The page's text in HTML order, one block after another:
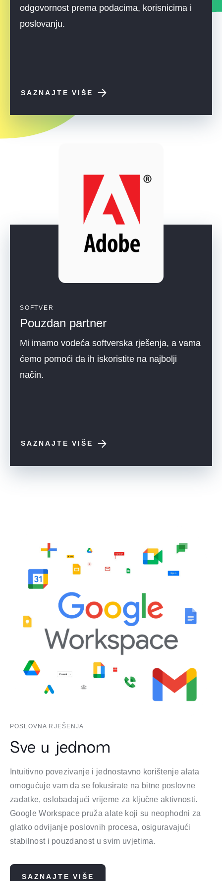
odgovornost prema podacima, korisnicima i
poslovanju.
SAZNAJTE VIŠE
SOFTVER
Pouzdan partner
Mi imamo vodeća softverska rješenja, a vama
ćemo pomoći da ih iskoristite na najbolji
način.
SAZNAJTE VIŠE
POSLOVNA RJEŠENJA
Sve u jednom
Intuitivno povezivanje i jednostavno korištenje alata
omogućuje vam da se fokusirate na bitne poslovne
zadatke, oslobađajući vrijeme za ključne aktivnosti.
Google Workspace pruža alate koji su neophodni za
glatko odvijanje poslovnih procesa, osiguravajući
stabilnost i pouzdanost u svim uvjetima.
SAZNAJTE VIŠE